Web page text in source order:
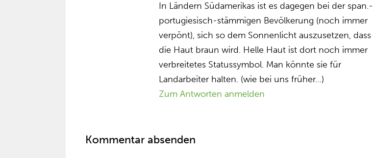
In Ländern Südamerikas ist es dagegen bei der span.-
portugiesisch-stämmigen Bevölkerung (noch immer
verpönt), sich so dem Sonnenlicht auszusetzen, dass
die Haut braun wird. Helle Haut ist dort noch immer
verbreitetes Statussymbol. Man könnte sie für
Landarbeiter halten. (wie bei uns früher…)
Zum Antworten anmelden
Kommentar absenden